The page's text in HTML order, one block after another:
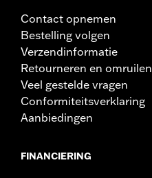
Contact opnemen
Bestelling volgen
Verzendinformatie
Retourneren en omruilen
Veel gestelde vragen
Conformiteitsverklaring
Aanbiedingen
FINANCIERING